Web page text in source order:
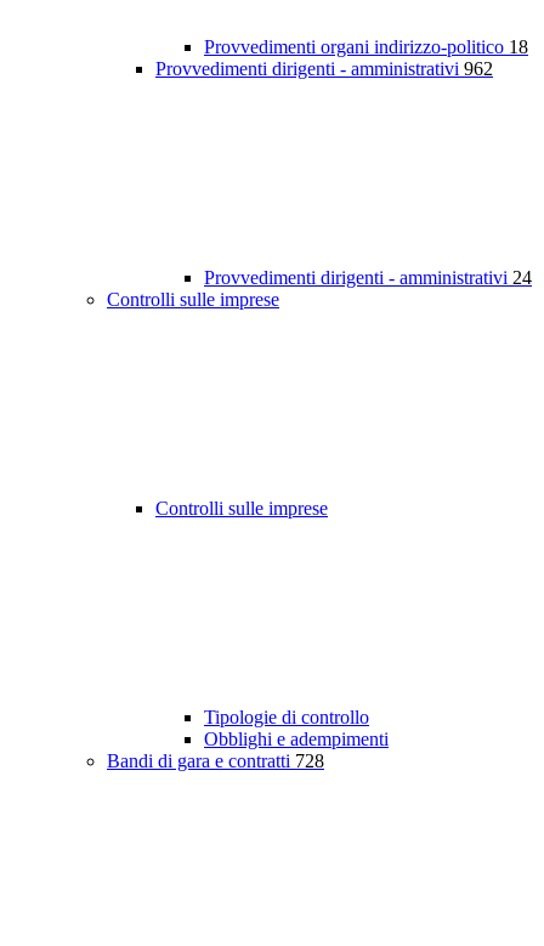
Provvedimenti organi indirizzo-politico 18
Provvedimenti dirigenti - amministrativi 962
Provvedimenti dirigenti - amministrativi 24
Controlli sulle imprese
Controlli sulle imprese
Tipologie di controllo
Obblighi e adempimenti
Bandi di gara e contratti 728